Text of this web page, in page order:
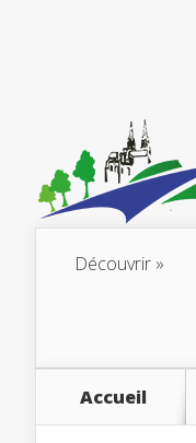
Découvrir
Accueil